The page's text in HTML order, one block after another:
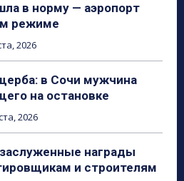
в норму — аэропорт
режиме
2026
в Сочи мужчина
на остановке
2026
награды
и строителям